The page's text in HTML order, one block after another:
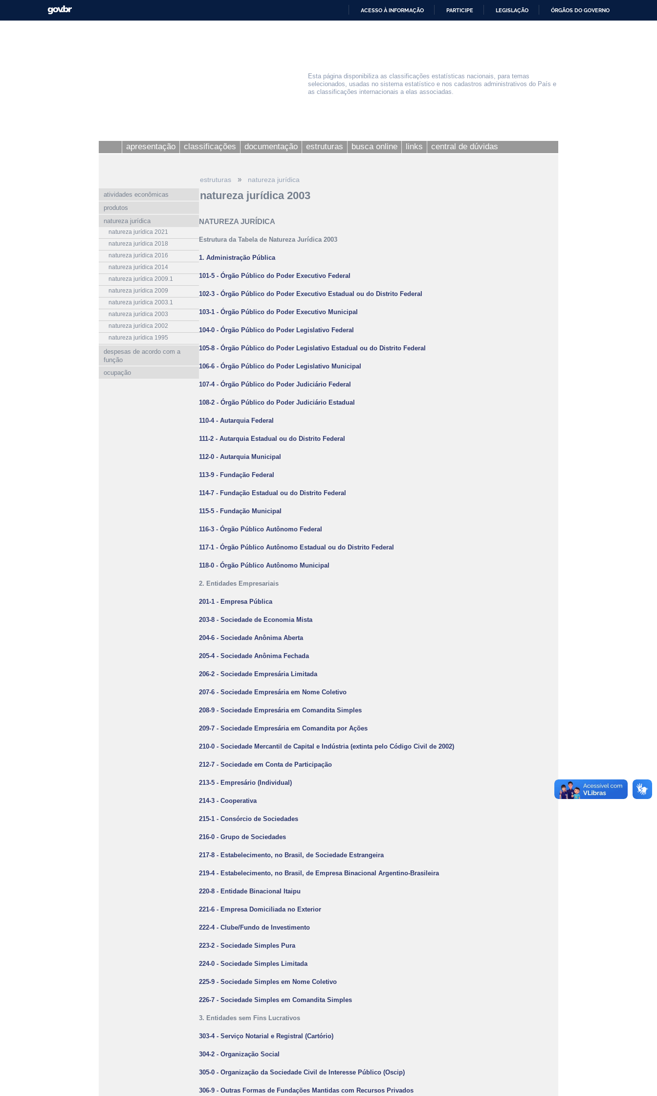
ACESSO À INFORMAÇÃO PARTICIPE LEGISLAÇÃO ÓRGÃOS DO GOVERNO
Esta página disponibiliza as classificações estatísticas nacionais, para temas
selecionados, usadas no sistema estatístico e nos cadastros administrativos do País e
as classificações internacionais a elas associadas.
apresentação classificações documentação estruturas busca online links central de dúvidas
atividades econômicas
produtos
natureza jurídica
natureza jurídica 2021
natureza jurídica 2018
natureza jurídica 2016
natureza jurídica 2014
natureza jurídica 2009.1
natureza jurídica 2009
natureza jurídica 2003.1
natureza jurídica 2003
natureza jurídica 2002
natureza jurídica 1995
despesas de acordo com a
função
ocupação
estruturas » natureza jurídica
natureza jurídica 2003
NATUREZA JURÍDICA
Estrutura da Tabela de Natureza Jurídica 2003
1. Administração Pública
101-5 - Órgão Público do Poder Executivo Federal
102-3 - Órgão Público do Poder Executivo Estadual ou do Distrito Federal
103-1 - Órgão Público do Poder Executivo Municipal
104-0 - Órgão Público do Poder Legislativo Federal
105-8 - Órgão Público do Poder Legislativo Estadual ou do Distrito Federal
106-6 - Órgão Público do Poder Legislativo Municipal
107-4 - Órgão Público do Poder Judiciário Federal
108-2 - Órgão Público do Poder Judiciário Estadual
110-4 - Autarquia Federal
111-2 - Autarquia Estadual ou do Distrito Federal
112-0 - Autarquia Municipal
113-9 - Fundação Federal
114-7 - Fundação Estadual ou do Distrito Federal
115-5 - Fundação Municipal
116-3 - Órgão Público Autônomo Federal
117-1 - Órgão Público Autônomo Estadual ou do Distrito Federal
118-0 - Órgão Público Autônomo Municipal
2. Entidades Empresariais
201-1 - Empresa Pública
203-8 - Sociedade de Economia Mista
204-6 - Sociedade Anônima Aberta
205-4 - Sociedade Anônima Fechada
206-2 - Sociedade Empresária Limitada
207-6 - Sociedade Empresária em Nome Coletivo
208-9 - Sociedade Empresária em Comandita Simples
209-7 - Sociedade Empresária em Comandita por Ações
210-0 - Sociedade Mercantil de Capital e Indústria (extinta pelo Código Civil de 2002)
212-7 - Sociedade em Conta de Participação
213-5 - Empresário (Individual)
214-3 - Cooperativa
215-1 - Consórcio de Sociedades
216-0 - Grupo de Sociedades
217-8 - Estabelecimento, no Brasil, de Sociedade Estrangeira
219-4 - Estabelecimento, no Brasil, de Empresa Binacional Argentino-Brasileira
220-8 - Entidade Binacional Itaipu
221-6 - Empresa Domiciliada no Exterior
222-4 - Clube/Fundo de Investimento
223-2 - Sociedade Simples Pura
224-0 - Sociedade Simples Limitada
225-9 - Sociedade Simples em Nome Coletivo
226-7 - Sociedade Simples em Comandita Simples
3. Entidades sem Fins Lucrativos
303-4 - Serviço Notarial e Registral (Cartório)
304-2 - Organização Social
305-0 - Organização da Sociedade Civil de Interesse Público (Oscip)
306-9 - Outras Formas de Fundações Mantidas com Recursos Privados